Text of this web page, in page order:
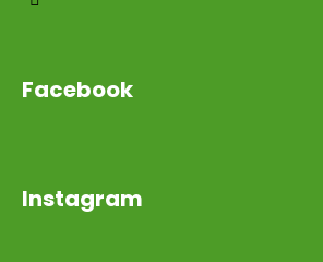
Facebook
Instagram